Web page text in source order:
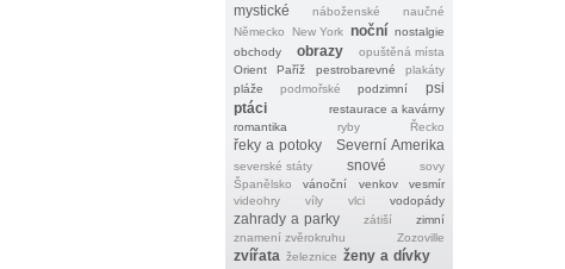
mystické
náboženské
naučné
Německo
New York noční nostalgie
obchody
obrazy
opuštěná místa
Orient
Paříž pestrobarevné
plakáty
pláže
podmořské podzimní
psi
ptáci
restaurace a kavárny
romantika
ryby Řecko
řeky a potoky Severní Amerika
severské státy snové
sovy
Španělsko
vánoční venkov
vesmír
videohry
víly vlci vodopády
zahrady a parky zátiší
zimní
znamení zvěrokruhu
Zozoville
zvířata železnice ženy a dívky